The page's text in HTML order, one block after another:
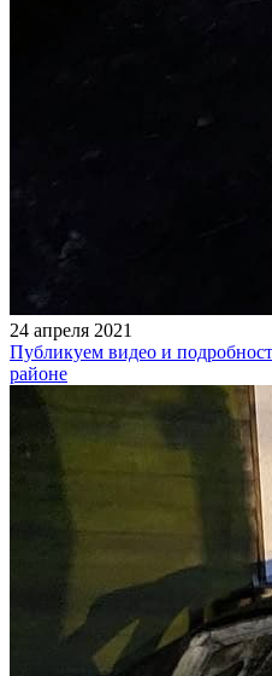
24 апреля 2021
Публикуем видео и
районе